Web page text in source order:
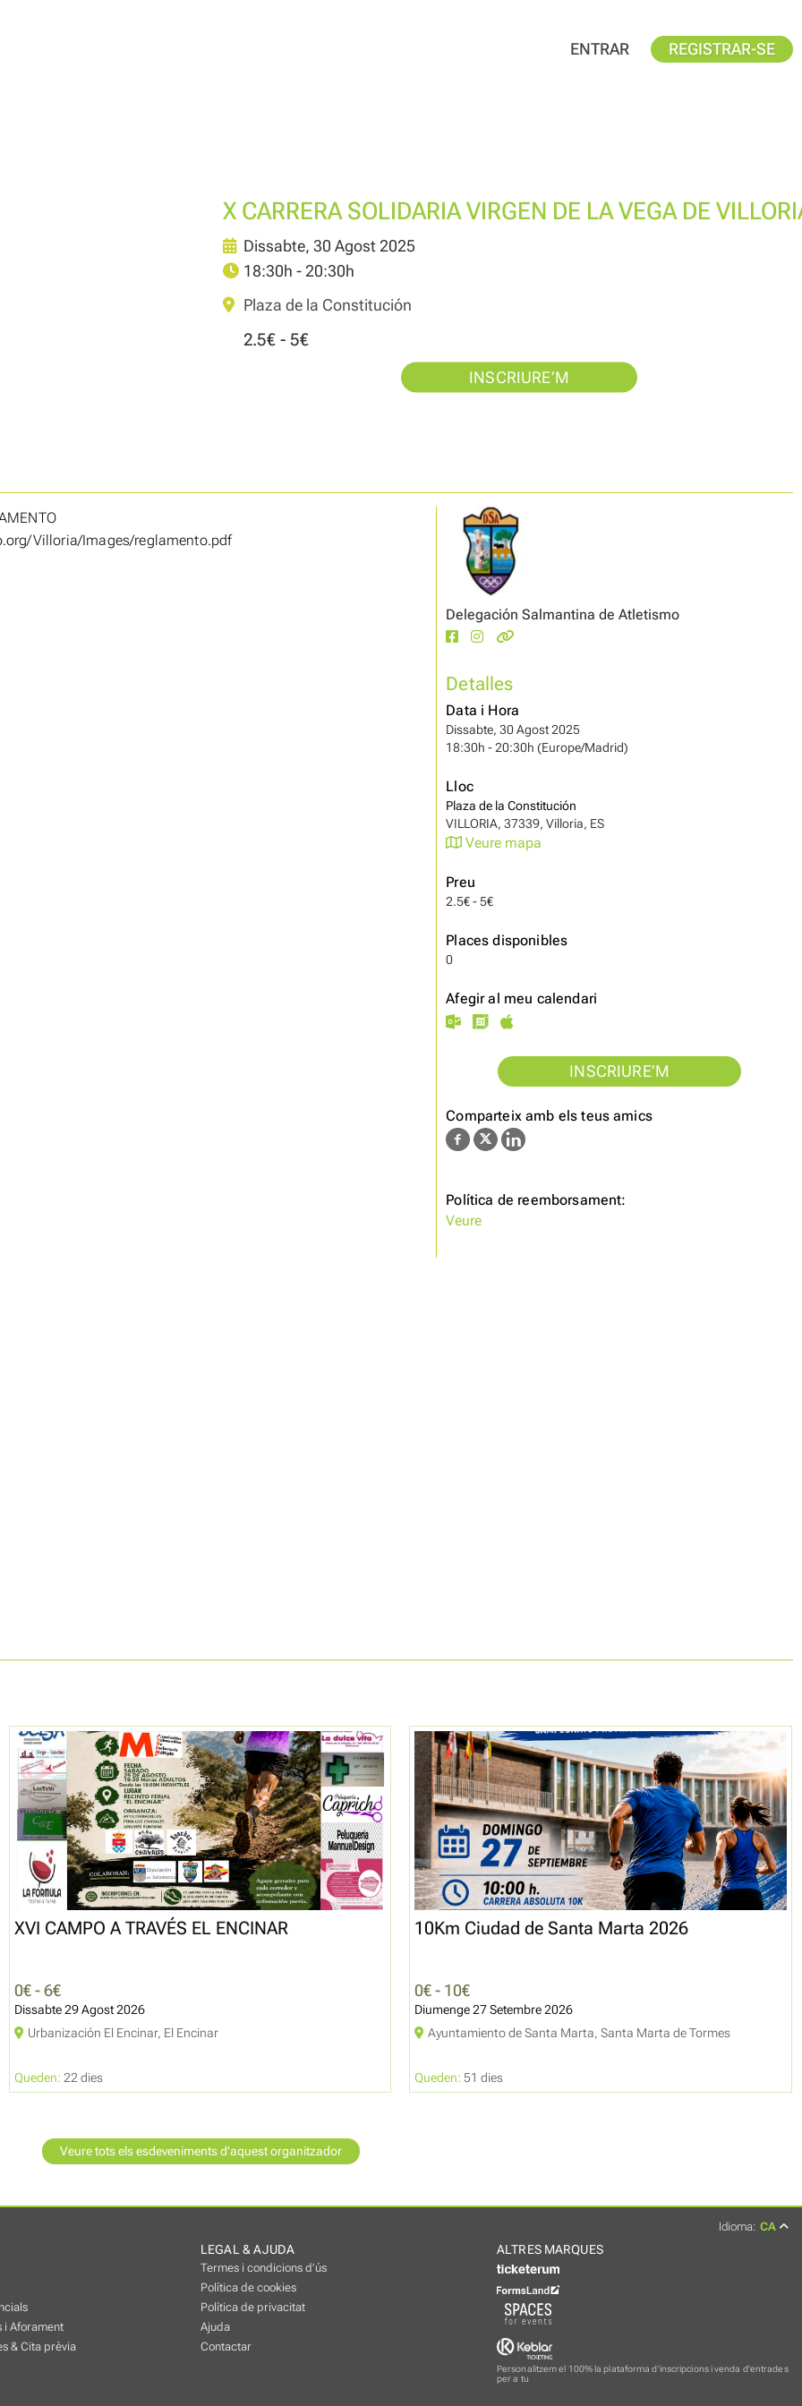
ENTRAR REGISTRAR-SE
X CARRERA SOLIDARIA VIRGEN DE LA VEGA DE
Dissabte, 30 Agost 2025
18:30h - 20:30h
Plaza de la Constitución
2.5€ - 5€
INSCRIURE’M
Villoria/Images/reglamento.pdf
Delegación Salmantina de Atletismo
Detalles
Data i Hora
Dissabte, 30 Agost 2025
18:30h - 20:30h (Europe/Madrid)
Lloc
Plaza de la Constitución
VILLORIA, 37339, Villoria, ES
Veure mapa
Preu
2.5€ - 5€
Places disponibles
0
Afegir al meu calendari
INSCRIURE’M
Comparteix amb els teus amics
Política de reemborsament:
Veure
XVI CAMPO A TRAVÉS EL ENCINAR
0€ - 6€
Dissabte 29 Agost 2026
Urbanización El Encinar, El Encinar
Queden: 22 dies
10Km Ciudad de Santa Marta 2026
0€ - 10€
Diumenge 27 Setembre 2026
Ayuntamiento de Santa Marta, Santa Marta de Tormes
Queden: 51 dies
Veure tots els esdeveniments d'aquest organitzador
i Aforament
& Cita prèvia
LEGAL & AJUDA
Termes i condicions d’ús
Política de cookies
Política de privacitat
Ajuda
Contactar
Idioma: CA
ALTRES MARQUES
Personalitzem el 100% la plataforma d'inscripcions i venda d'entrades
per a tu